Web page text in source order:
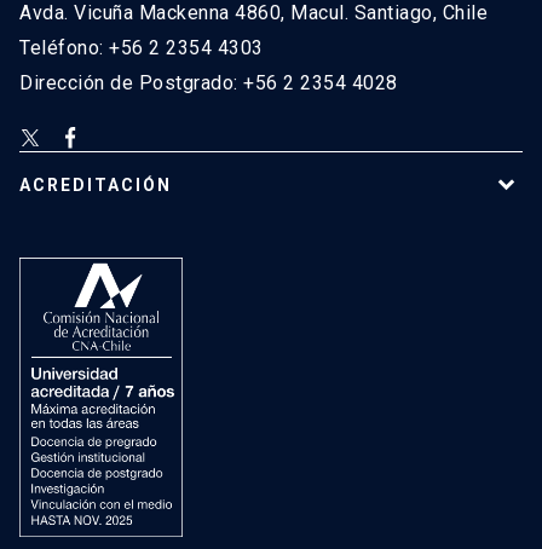
Avda. Vicuña Mackenna 4860, Macul. Santiago, Chile
Teléfono: +56 2 2354 4303
Dirección de Postgrado: +56 2 2354 4028
ACREDITACIÓN